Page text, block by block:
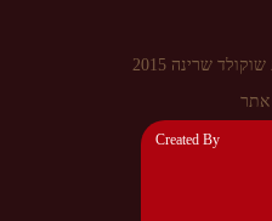
שרינה 2015
Created By